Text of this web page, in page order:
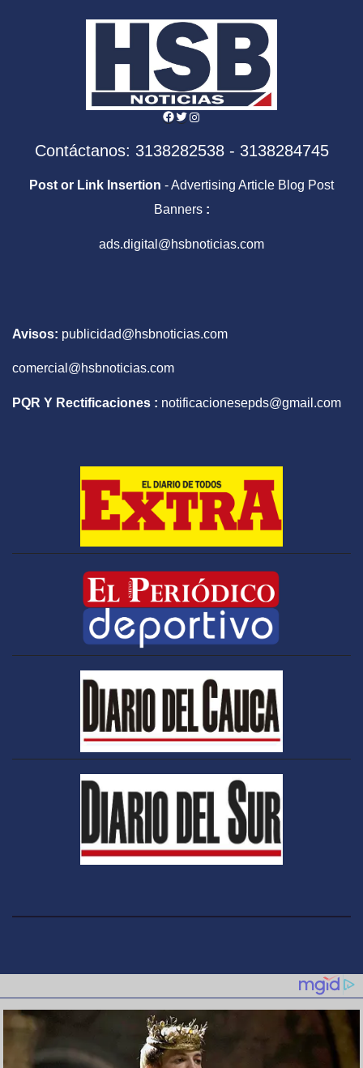
Facebook
Twitter
Instagram
Contáctanos: 3138282538 - 3138284745
Post or Link Insertion - Advertising Article Blog Post
Banners :
ads.digital@hsbnoticias.com
Avisos: publicidad@hsbnoticias.com
comercial@hsbnoticias.com
PQR Y Rectificaciones : notificacionesepds@gmail.com